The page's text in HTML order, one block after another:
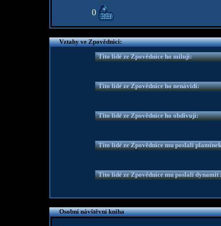
0
Vztahy ve Zpovědnici:
Tito lidé ze Zpovědnice ho milují:
Tito lidé ze Zpovědnice ho nenávidí:
Tito lidé ze Zpovědnice ho obdivují:
Tito lidé ze Zpovědnice mu poslali
Tito lidé ze Zpovědnice mu poslali dynamit
Osobní návštěvní kniha